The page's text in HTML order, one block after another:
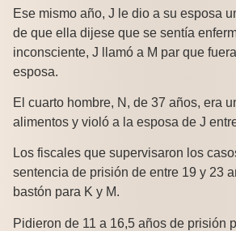
Ese mismo año, J le dio a su esposa
de que ella dijese que se sentía
inconsciente, J llamó a M par que
esposa.
El cuarto hombre, N, de 37 años, era
alimentos y violó a la esposa de J
Los fiscales que supervisaron los
sentencia de prisión de entre 19 y 23
bastón para K y M.
Pidieron de 11 a 16,5 años de prisión